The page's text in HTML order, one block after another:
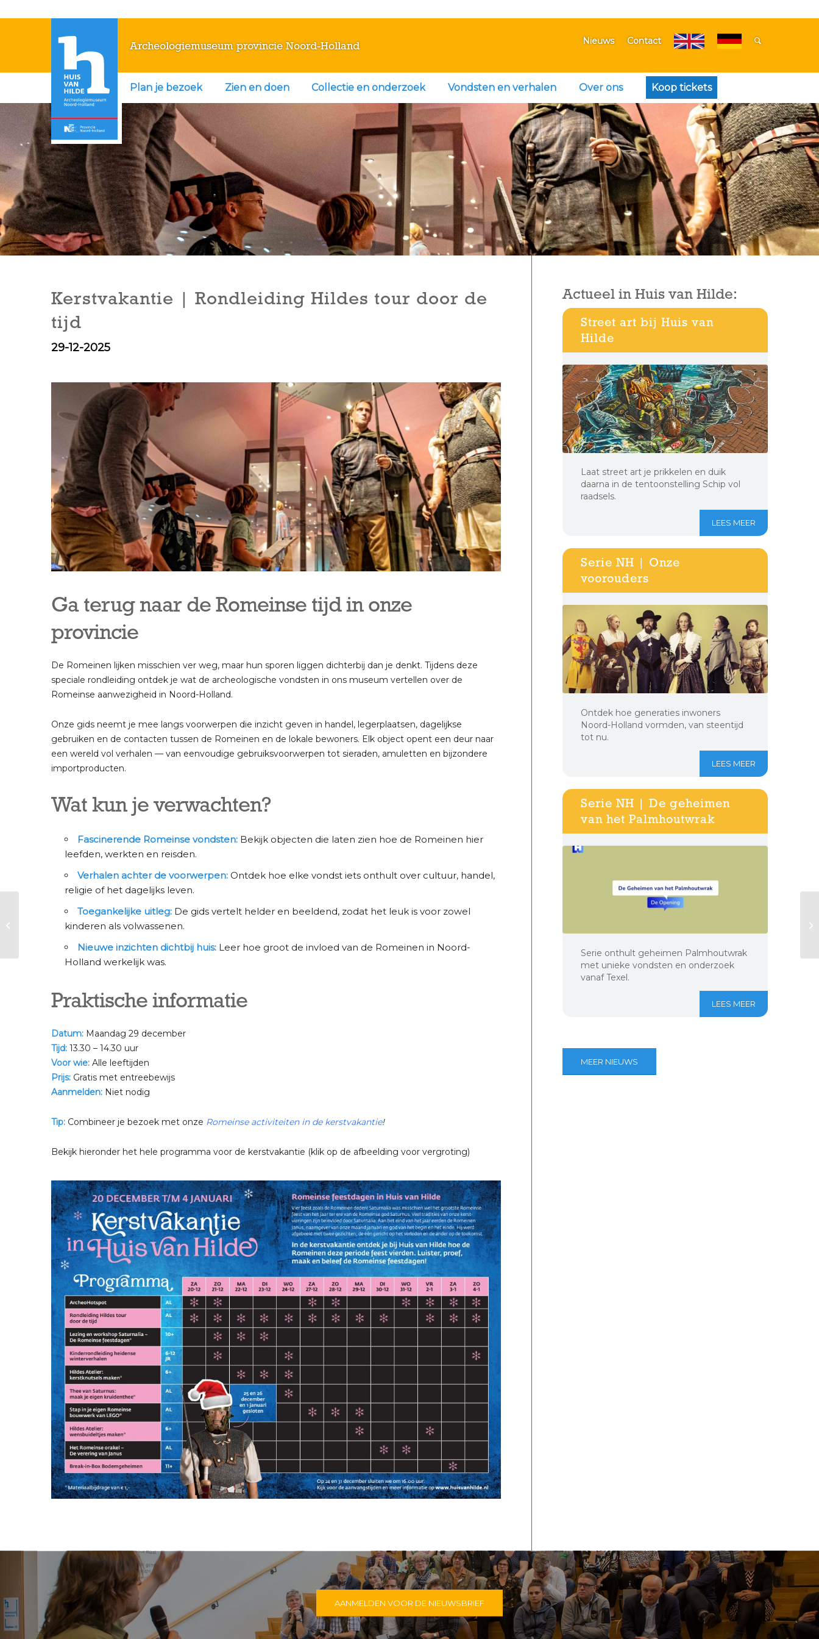
Archeologiemuseum provincie Noord-Holland Nieuws Contact
Plan je bezoek Zien en doen Collectie en onderzoek Vondsten en verhalen Over ons Koop tickets
Kerstvakantie | Rondleiding Hildes tour door de
tijd
29-12-2025
Ga terug naar de Romeinse tijd in onze
provincie
De Romeinen lijken misschien ver weg, maar hun sporen liggen dichterbij dan je denkt. Tijdens deze
speciale rondleiding ontdek je wat de archeologische vondsten in ons museum vertellen over de
Romeinse aanwezigheid in Noord-Holland.
Onze gids neemt je mee langs voorwerpen die inzicht geven in handel, legerplaatsen, dagelijkse
gebruiken en de contacten tussen de Romeinen en de lokale bewoners. Elk object opent een deur naar
een wereld vol verhalen — van eenvoudige gebruiksvoorwerpen tot sieraden, amuletten en bijzondere
importproducten.
Wat kun je verwachten?
Fascinerende Romeinse vondsten:Bekijk objecten die laten zien hoe de Romeinen hier
leefden, werkten en reisden.
Verhalen achter de voorwerpen:Ontdek hoe elke vondst iets onthult over cultuur, handel,
religie of het dagelijks leven.
Toegankelijke uitleg:De gids vertelt helder en beeldend, zodat het leuk is voor zowel
kinderen als volwassenen.
Nieuwe inzichten dichtbij huis:Leer hoe groot de invloed van de Romeinen in Noord-
Holland werkelijk was.
Praktische informatie
Datum:Maandag 29 december
Tijd:13.30 – 14.30 uur
Voor wie:Alle leeftijden
Prijs:Gratis met entreebewijs
Aanmelden:Niet nodig
Tip: Combineer je bezoek met onze Romeinse activiteiten in de kerstvakantie!
Bekijk hieronder het hele programma voor de kerstvakantie (klik op de afbeelding voor vergroting)
Actueel in Huis van Hilde:
Street art bij Huis van
Hilde
Laat street art je prikkelen en duik
daarna in de tentoonstelling Schip vol
raadsels.
LEES MEER
Serie NH | Onze
voorouders
Ontdek hoe generaties inwoners
Noord-Holland vormden, van steentijd
tot nu.
LEES MEER
Serie NH | De geheimen
van het Palmhoutwrak
Serie onthult geheimen Palmhoutwrak
met unieke vondsten en onderzoek
vanaf Texel.
LEES MEER
MEER NIEUWS
AANMELDEN VOOR DE NIEUWSBRIEF
Kerstvakantie | Hildes
Wensbuideltjes